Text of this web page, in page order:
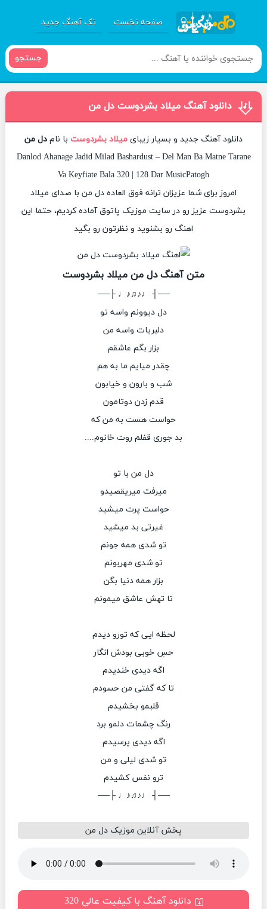
صفحه نخست تک آهنگ جدید
جستجو
دانلود آهنگ میلاد بشردوست دل من
دانلود آهنگ جدید و بسیار زیبای میلاد بشردوست با نام دل من
Danlod Ahanage Jadid Milad Bashardust – Del Man Ba Matne Tarane
Va Keyfiate Bala 320 | 128 Dar MusicPatogh
امروز برای شما عزیزان ترانه فوق العاده دل من با صدای میلاد
بشردوست عزیز رو در سایت موزیک پاتوق آماده کردیم، حتما این
اهنگ رو بشنوید و نظرتون رو بگید
متن آهنگ دل من میلاد بشردوست
──┤ ♩♪♫♪♩ ├──
دل دیوونم‌ واسه تو
دلبریات واسه من
بزار بگم عاشقم
چقدر میایم ما به هم
شب و بارون و خیابون
قدم زدن دوتامون
حواست هست به من که
بد جوری قفلم روت خانوم....
دل من با تو
میرفت میریقصیدو
حواست پرت میشید
غیرتی بد میشید
تو شدی همه جونم
تو شدی مهربونم
بزار همه دنیا بگن
تا تهش عاشق میمونم
لحظه ایی که تورو دیدم
حسِ خوبی بودش انگار
اگه دیدی خندیدم
تا که گفتی من حسودم
قلبمو بخشیدم
رنگ چشمات دلمو برد
اگه دیدی پرسیدم
تو شدی لیلی و من
ترو نفس کشیدم
──┤ ♩♪♫♪♩ ├──
پخش آنلاین موزیک دل من
دانلود آهنگ با کیفیت عالی 320